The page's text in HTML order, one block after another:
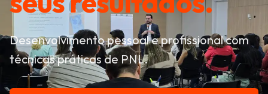
Desenvolvimento pessoal e profissional com
técnicas práticas de PNL.